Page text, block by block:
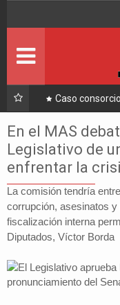
Caso
su
En el MAS
Legislativo de
enfrentar la
La comisión tendría
corrupción, asesinatos
fiscalización interna
Diputados, Víctor Borda
Portada
Ultimo
Economía
Mundo
Nacional
Lee Más